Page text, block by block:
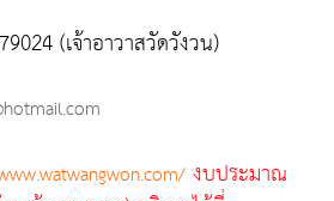
(เจ้าอาวาสวัดวังวน)
งบประมาณ